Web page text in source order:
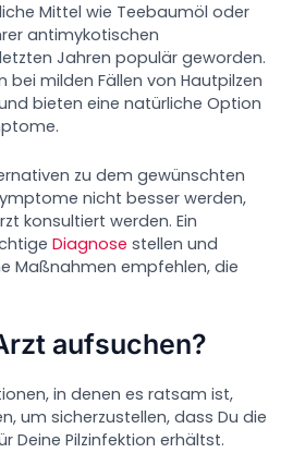
Mittel wie Teebaumöl oder
antimykotischen
Jahren populär geworden.
bei milden Fällen von Hautpilzen
bieten eine natürliche Option
zu dem gewünschten
nicht besser werden,
konsultiert werden. Ein
Diagnose stellen und
Maßnahmen empfehlen, die
aufsuchen?
in denen es ratsam ist,
um sicherzustellen, dass Du die
Deine Pilzinfektion erhältst.